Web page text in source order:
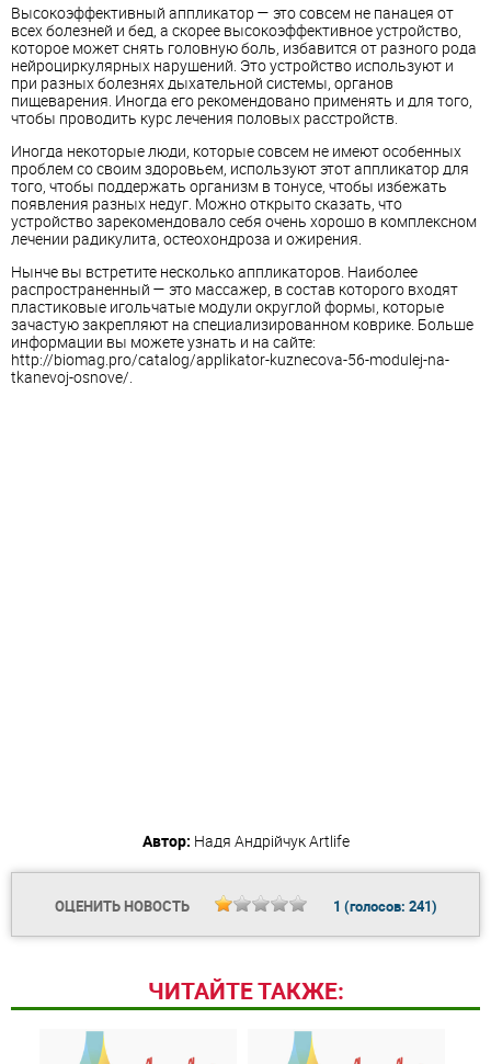
Высокоэффективный аппликатор — это совсем не панацея от
всех болезней и бед, а скорее высокоэффективное устройство,
которое может снять головную боль, избавится от разного рода
нейроциркулярных нарушений. Это устройство используют и
при разных болезнях дыхательной системы, органов
пищеварения. Иногда его рекомендовано применять и для того,
чтобы проводить курс лечения половых расстройств.
Иногда некоторые люди, которые совсем не имеют особенных
проблем со своим здоровьем, используют этот аппликатор для
того, чтобы поддержать организм в тонусе, чтобы избежать
появления разных недуг. Можно открыто сказать, что
устройство зарекомендовало себя очень хорошо в комплексном
лечении радикулита, остеохондроза и ожирения.
Нынче вы встретите несколько аппликаторов. Наиболее
распространенный — это массажер, в состав которого входят
пластиковые игольчатые модули округлой формы, которые
зачастую закрепляют на специализированном коврике. Больше
информации вы можете узнать и на сайте:
http://biomag.pro/catalog/applikator-kuznecova-56-modulej-na-
tkanevoj-osnove/.
Автор: Надя АндрійчукArtlife
ОЦЕНИТЬ НОВОСТЬ 1 (голосов: 241)
ЧИТАЙТЕ ТАКЖЕ: